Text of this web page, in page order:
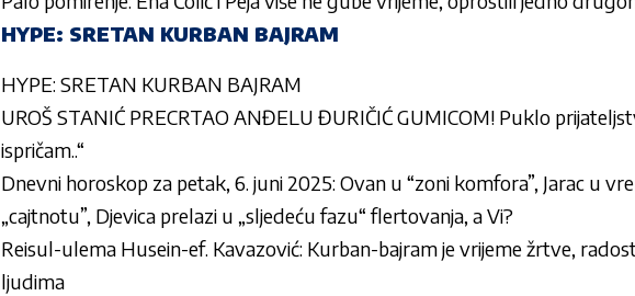
HYPE: SRETAN KURBAN BAJRAM
HYPE: SRETAN KURBAN BAJRAM
UROŠ STANIĆ PRECRTAO ANĐELU ĐURIČIĆ GUMICOM! Puklo
ispričam..“
Dnevni horoskop za petak, 6. juni 2025: Ovan u “zoni komfora”, Jarac u
„cajtnotu”, Djevica prelazi u „sljedeću fazu“ flertovanja, a Vi?
Reisul-ulema Husein-ef. Kavazović: Kurban-bajram je vrijeme žrtve,
ljudima